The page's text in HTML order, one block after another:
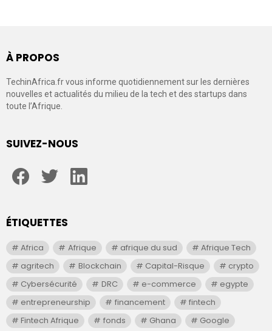
À PROPOS
TechinAfrica.fr vous informe quotidiennement sur les dernières
nouvelles et actualités du milieu de la tech et des startups dans
toute l’Afrique.
SUIVEZ-NOUS
ÉTIQUETTES
Africa Afrique afrique du sud
Afrique Tech
agritech
Blockchain Capital-Risque
crypto
Cybersécurité
DRC e-commerce
egypte
entrepreneurship
financement
fintech
Fintech Afrique
fonds Ghana Google